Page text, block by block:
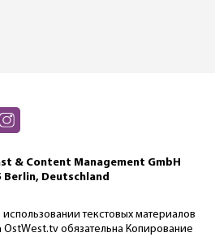
& Content Management GmbH
Deutschland
текстовых материалов
OstWest.tv обязательна Копирование